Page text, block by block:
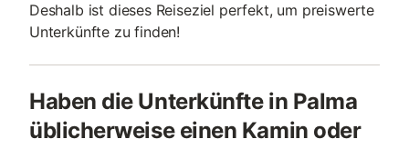
Deshalb ist dieses Reiseziel perfekt, um preiswerte
Unterkünfte zu finden!
Haben die Unterkünfte in Palma
üblicherweise einen Kamin oder